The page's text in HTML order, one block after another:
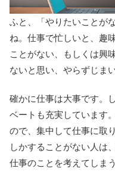
ふと、「やりたいことが
ね。仕事で忙しいと、趣
ことがない、もしくは興
ないと思い、やらずじま
確かに仕事は大事です。
ベートも充実しています
ので、集中して仕事に取
しかすることがない人は
仕事のことを考えてしま